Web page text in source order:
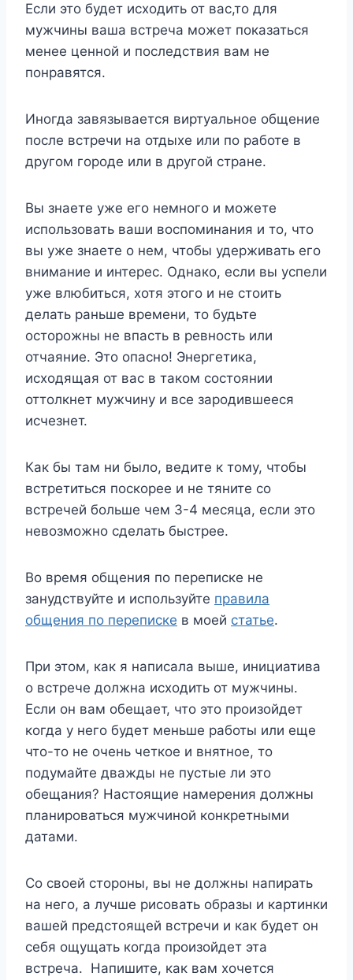
Если это будет исходить от вас,то для
мужчины ваша встреча может показаться
менее ценной и последствия вам не
понравятся.
Иногда завязывается виртуальное общение
после встречи на отдыхе или по работе в
другом городе или в другой стране.
Вы знаете уже его немного и можете
использовать ваши воспоминания и то, что
вы уже знаете о нем, чтобы удерживать его
внимание и интерес. Однако, если вы успели
уже влюбиться, хотя этого и не стоить
делать раньше времени, то будьте
осторожны не впасть в ревность или
отчаяние. Это опасно! Энергетика,
исходящая от вас в таком состоянии
оттолкнет мужчину и все зародившееся
исчезнет.
Как бы там ни было, ведите к тому, чтобы
встретиться поскорее и не тяните со
встречей больше чем 3-4 месяца, если это
невозможно сделать быстрее.
Во время общения по переписке не
занудствуйте и используйте правила
общения по переписке в моей статье.
При этом, как я написала выше, инициатива
о встрече должна исходить от мужчины.
Если он вам обещает, что это произойдет
когда у него будет меньше работы или еще
что-то не очень четкое и внятное, то
подумайте дважды не пустые ли это
обещания? Настоящие намерения должны
планироваться мужчиной конкретными
датами.
Со своей стороны, вы не должны напирать
на него, а лучше рисовать образы и картинки
вашей предстоящей встречи и как будет он
себя ощущать когда произойдет эта
встреча. Напишите, как вам хочется